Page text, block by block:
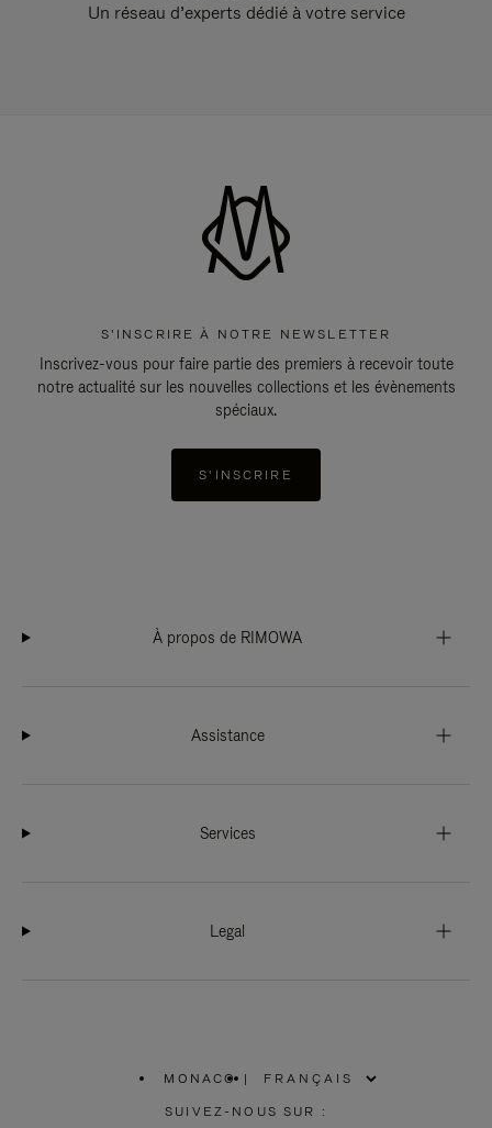
Un réseau d’experts dédié à votre service
S'INSCRIRE À NOTRE NEWSLETTER
Inscrivez-vous pour faire partie des premiers à recevoir toute
notre actualité sur les nouvelles collections et les évènements
spéciaux.
S'INSCRIRE
À propos de RIMOWA
Assistance
Services
Legal
MONACO
SÉLECTIONNEZ
VOTRE
|
SUIVEZ-NOUS SUR :